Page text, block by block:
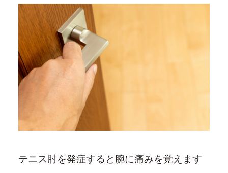
テニス肘を発症すると腕に痛みを覚えます